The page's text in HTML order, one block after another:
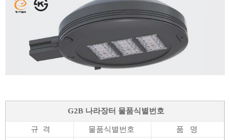
G2B 나라장터 물품식별번호
규 격 물품식별번호 품 명